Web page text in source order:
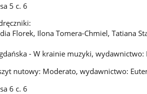
5 c. 6
Florek, Ilona Tomera-Chmiel, Tatiana
- W krainie muzyki, wydawnictwo:
nutowy: Moderato, wydawnictwo:
6 c. 6